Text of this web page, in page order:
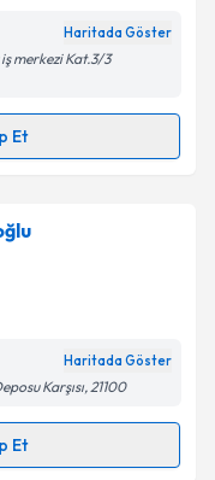
ilişkinAydınlatma
belirtilen
ediyorum.
Haritada Göster
merkezi Kat.3/3
Et
talebi
almanız için bir
bilgilendireceğiz.
ilişkin
belirtilen
Haritada Göster
Karşısı, 21100
Et